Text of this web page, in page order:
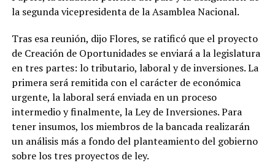
la segunda vicepresidenta de la Asamblea Nacional.
Tras esa reunión, dijo Flores, se ratificó que el proyecto
de Creación de Oportunidades se enviará a la legislatura
en tres partes: lo tributario, laboral y de inversiones. La
primera será remitida con el carácter de económica
urgente, la laboral será enviada en un proceso
intermedio y finalmente, la Ley de Inversiones. Para
tener insumos, los miembros de la bancada realizarán
un análisis más a fondo del planteamiento del gobierno
sobre los tres proyectos de ley.